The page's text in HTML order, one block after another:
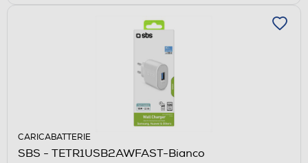
CARICABATTERIE
SBS - TETR1USB2AWFAST-Bianco